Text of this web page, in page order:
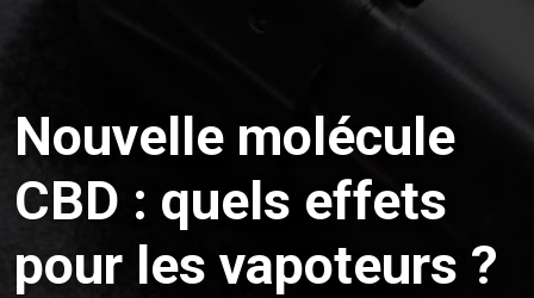
Nouvelle molécule
CBD : quels effets
pour les vapoteurs ?